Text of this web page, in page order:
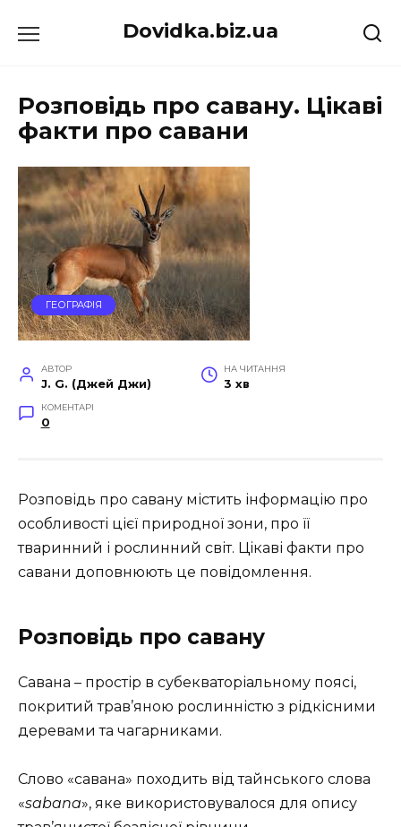
до
Dovidka.biz.ua
Розповідь про савану. Цікаві
факти про савани
ГЕОГРАФІЯ
АВТОР
J. G. (Джей Джи)
НА ЧИТАННЯ
3 хв
КОМЕНТАРІ
0
Розповідь про савану містить інформацію про
особливості цієї природної зони, про її
тваринний і рослинний світ. Цікаві факти про
савани доповнюють це повідомлення.
Розповідь про савану
Савана – простір в субекваторіальному поясі,
покритий трав’яною рослинністю з рідкісними
деревами та чагарниками.
Слово «савана» походить від тайнського слова
«sabana», яке використовувалося для опису